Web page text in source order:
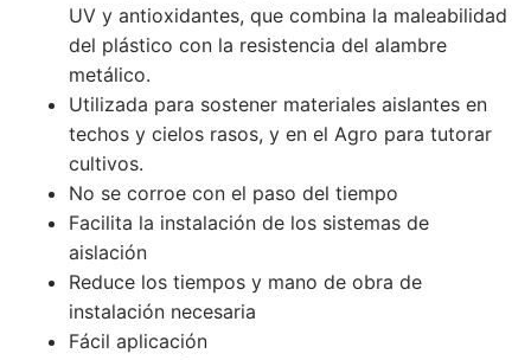
UV y antioxidantes, que combina la maleabilidad
del plástico con la resistencia del alambre
metálico.
Utilizada para sostener materiales aislantes en
techos y cielos rasos, y en el Agro para tutorar
cultivos.
No se corroe con el paso del tiempo
Facilita la instalación de los sistemas de
aislación
Reduce los tiempos y mano de obra de
instalación necesaria
Fácil aplicación